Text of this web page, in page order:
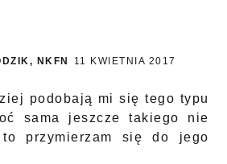
NKFN
11 KWIETNIA 2017
podobają mi się tego typu
sama jeszcze takiego nie
to przymierzam się do jego